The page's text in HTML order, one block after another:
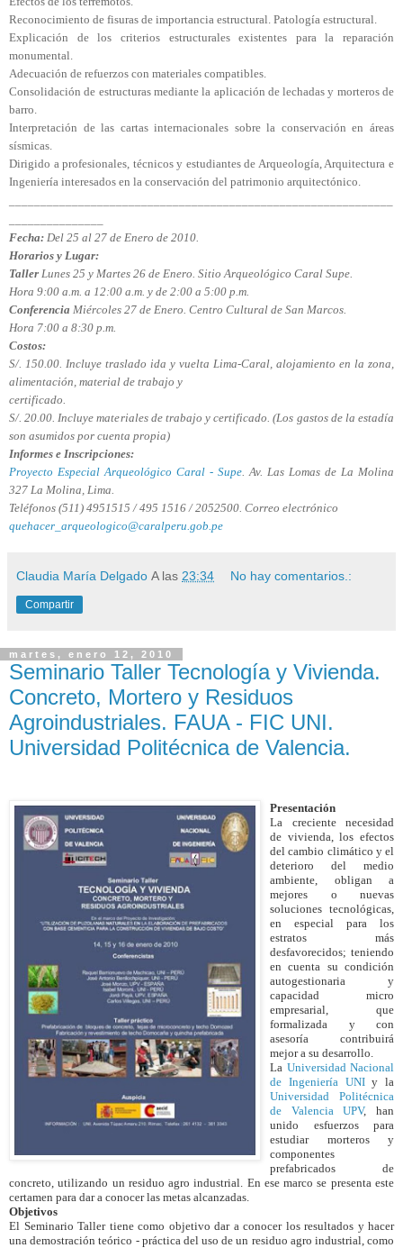
Reconocimiento de fisuras de importancia estructural. Patología estructural.
Explicación de los criterios estructurales existentes para la reparación
monumental.
Adecuación de refuerzos con materiales compatibles.
Consolidación de estructuras mediante la aplicación de lechadas y morteros de
barro.
Interpretación de las cartas internacionales sobre la conservación en áreas
sísmicas.
Dirigido a profesionales, técnicos y estudiantes de Arqueología, Arquitectura e
Ingeniería interesados en la conservación del patrimonio arquitectónico.
Fecha: Del 25 al 27 de Enero de 2010.
Horarios y Lugar:
Taller Lunes 25 y Martes 26 de Enero. Sitio Arqueológico Caral Supe.
Hora 9:00 a.m. a 12:00 a.m. y de 2:00 a 5:00 p.m.
Conferencia Miércoles 27 de Enero. Centro Cultural de San Marcos.
Hora 7:00 a 8:30 p.m.
Costos:
S/. 150.00. Incluye traslado ida y vuelta Lima-Caral, alojamiento en la zona,
alimentación, material de trabajo y
certificado.
S/. 20.00. Incluye materiales de trabajo y certificado. (Los gastos de la estadía
son asumidos por cuenta propia)
Informes e Inscripciones:
Proyecto Especial Arqueológico Caral - Supe. Av. Las Lomas de La Molina
327 La Molina, Lima.
Teléfonos (511) 4951515 / 495 1516 / 2052500. Correo electrónico
quehacer_arqueologico@caralperu.gob.pe
Claudia María Delgado A las 23:34 No hay comentarios.:
Compartir
martes, enero 12, 2010
Seminario Taller Tecnología y Vivienda.
Concreto, Mortero y Residuos
Agroindustriales. FAUA - FIC UNI.
Universidad Politécnica de Valencia.
Presentación
La creciente necesidad
de vivienda, los efectos
del cambio climático y el
deterioro del medio
ambiente, obligan a
mejores o nuevas
soluciones tecnológicas,
en especial para los
estratos más
desfavorecidos; teniendo
en cuenta su condición
autogestionaria y
capacidad micro
empresarial, que
formalizada y con
asesoría contribuirá
mejor a su desarrollo.
La Universidad Nacional
de Ingeniería UNIy la
Universidad Politécnica
de Valencia UPV, han
unido esfuerzos para
estudiar morteros y
componentes
prefabricados de
concreto, utilizando un residuo agro industrial. En ese marco se presenta este
certamen para dar a conocer las metas alcanzadas.
Objetivos
El Seminario Taller tiene como objetivo dar a conocer los resultados y hacer
una demostración teórico - práctica del uso de un residuo agro industrial, como